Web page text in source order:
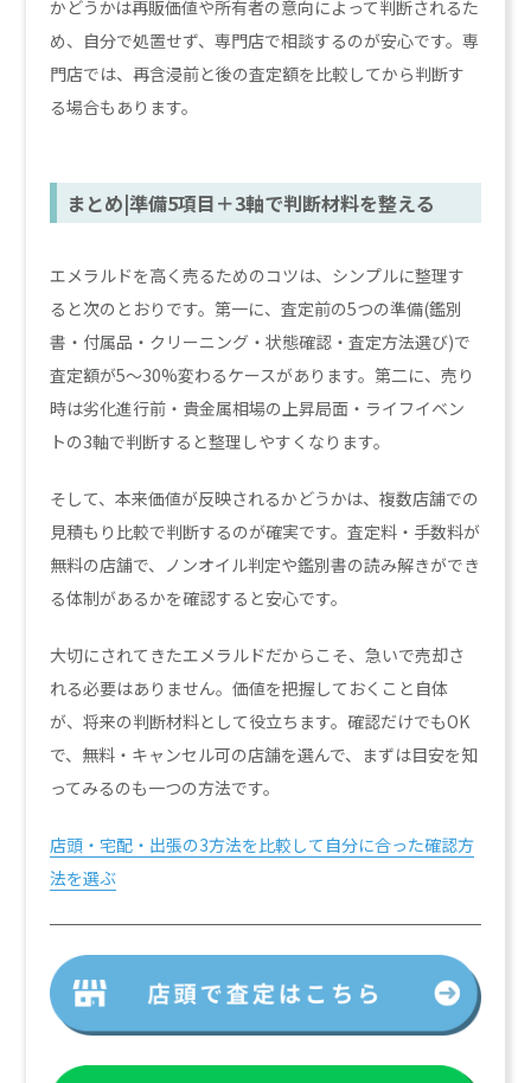
かどうかは再販価値や所有者の意向によって判断されるた
め、自分で処置せず、専門店で相談するのが安心です。専
門店では、再含浸前と後の査定額を比較してから判断す
る場合もあります。
まとめ|準備5項目＋3軸で判断材料を整える
エメラルドを高く売るためのコツは、シンプルに整理す
ると次のとおりです。第一に、査定前の5つの準備(鑑別
書・付属品・クリーニング・状態確認・査定方法選び)で
査定額が5〜30%変わるケースがあります。第二に、売り
時は劣化進行前・貴金属相場の上昇局面・ライフイベン
トの3軸で判断すると整理しやすくなります。
そして、本来価値が反映されるかどうかは、複数店舗での
見積もり比較で判断するのが確実です。査定料・手数料が
無料の店舗で、ノンオイル判定や鑑別書の読み解きができ
る体制があるかを確認すると安心です。
大切にされてきたエメラルドだからこそ、急いで売却さ
れる必要はありません。価値を把握しておくこと自体
が、将来の判断材料として役立ちます。確認だけでもOK
で、無料・キャンセル可の店舗を選んで、まずは目安を知
ってみるのも一つの方法です。
店頭・宅配・出張の3方法を比較して自分に合った確認方
法を選ぶ